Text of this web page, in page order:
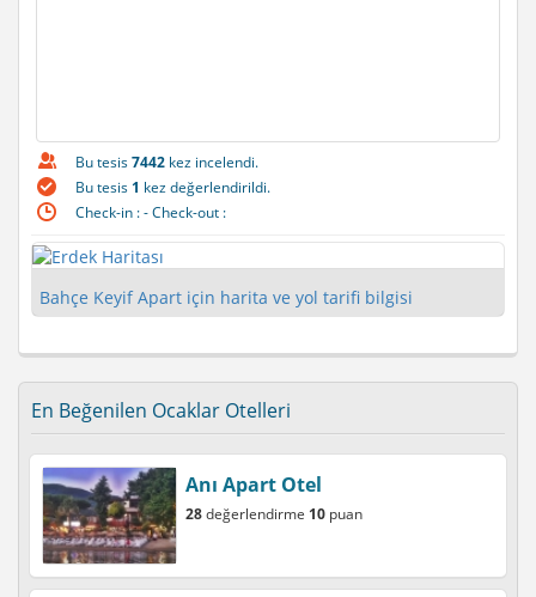
Bu tesis7442 kez incelendi.
Bu tesis 1 kez değerlendirildi.
Check-in :- Check-out :
Bahçe Keyif Apart için harita ve yol tarifi bilgisi
En Beğenilen Ocaklar Otelleri
Anı Apart Otel
28değerlendirme 10 puan